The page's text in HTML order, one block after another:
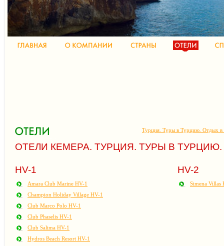
Турция. Туры в Турцию. Отдых в
ОТЕЛИ КЕМЕРА. ТУРЦИЯ. ТУРЫ В
HV-1
Amara Club Marine HV-1
Champion Holiday Village HV-1
Club Marco Polo HV-1
Club Phaselis HV-1
Club Salima HV-1
Hydros Beach Resort HV-1
HV-2
Simena Villas